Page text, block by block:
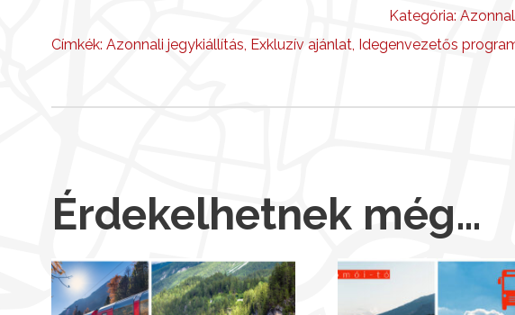
Kategória:
Címkék: Azonnali jegykiállítás Exkluzív ajánlat Idegenvezetős
Érdekelhetnek még…